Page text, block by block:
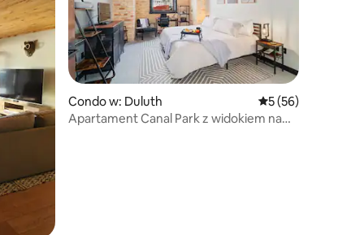
Condo w: Duluth Średnia ocena: 5
5 (56)
Apartament Canal Park z widokiem na